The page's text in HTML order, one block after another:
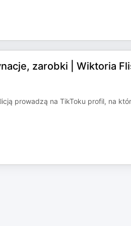
zarobki | Wiktoria
prowadzą na TikToku profil, na